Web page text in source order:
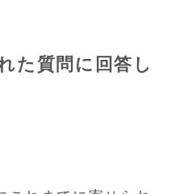
た質問に回答し